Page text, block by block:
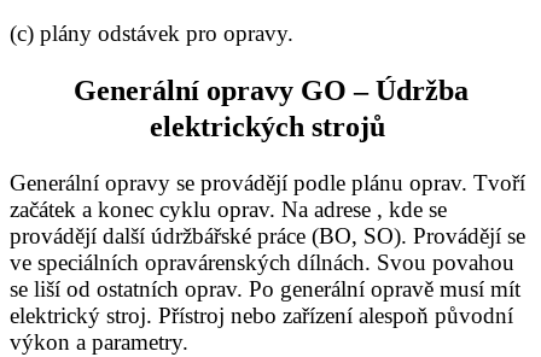
(c) plány odstávek pro opravy.
Generální opravy GO – Údržba
elektrických strojů
Generální opravy se provádějí podle plánu oprav. Tvoří
začátek a konec cyklu oprav. Na adrese , kde se
provádějí další údržbářské práce (BO, SO). Provádějí se
ve speciálních opravárenských dílnách. Svou povahou
se liší od ostatních oprav. Po generální opravě musí mít
elektrický stroj. Přístroj nebo zařízení alespoň původní
výkon a parametry.